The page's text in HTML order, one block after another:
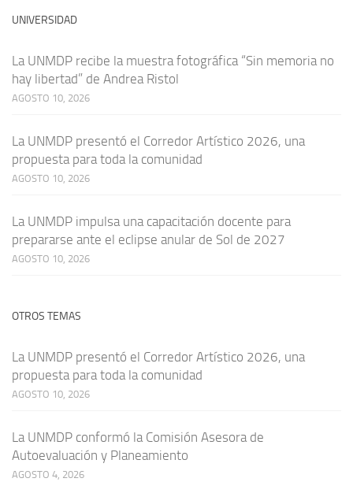
UNIVERSIDAD
La UNMDP recibe la muestra fotográfica “Sin memoria no
hay libertad” de Andrea Ristol
AGOSTO 10, 2026
La UNMDP presentó el Corredor Artístico 2026, una
propuesta para toda la comunidad
AGOSTO 10, 2026
La UNMDP impulsa una capacitación docente para
prepararse ante el eclipse anular de Sol de 2027
AGOSTO 10, 2026
OTROS TEMAS
La UNMDP presentó el Corredor Artístico 2026, una
propuesta para toda la comunidad
AGOSTO 10, 2026
La UNMDP conformó la Comisión Asesora de
Autoevaluación y Planeamiento
AGOSTO 4, 2026